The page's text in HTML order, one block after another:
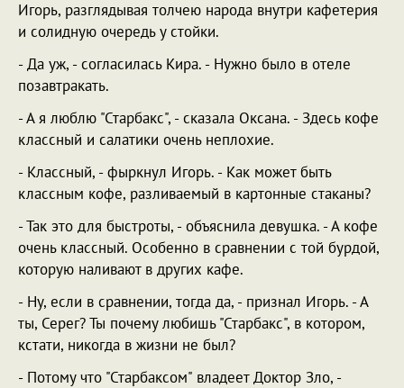
Игорь, разглядывая толчею народа внутри кафетерия
и солидную очередь у стойки.
- Да уж, - согласилась Кира. - Нужно было в отеле
позавтракать.
- А я люблю "Старбакс", - сказала Оксана. - Здесь кофе
классный и салатики очень неплохие.
- Классный, - фыркнул Игорь. - Как может быть
классным кофе, разливаемый в картонные стаканы?
- Так это для быстроты, - объяснила девушка. - А кофе
очень классный. Особенно в сравнении с той бурдой,
которую наливают в других кафе.
- Ну, если в сравнении, тогда да, - признал Игорь. - А
ты, Серег? Ты почему любишь "Старбакс", в котором,
кстати, никогда в жизни не был?
- Потому что "Старбаксом" владеет Доктор Зло, -